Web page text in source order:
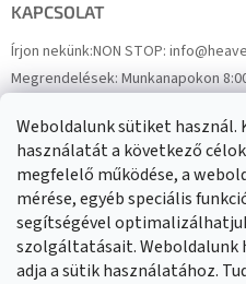
Weboldalunk sütiket használ.
használatát a következő
megfelelő működése, a
mérése, egyéb speciális
segítségével
szolgáltatásait. Weboldalunk
adja a sütik használatához.
KAPCSOLAT
Írjon nekünk:NON STOP:
Megrendelések:Munkanapokon
FacebookHeavenShop.sk
Eredményeink